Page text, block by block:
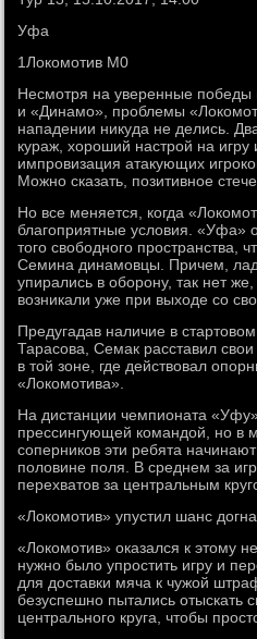
Уфа
1Локомотив М0
Несмотря на уверенные победы
и «Динамо», проблемы
нападении никуда не делись.
кураж, хороший настрой на игру
импровизация атакующих
Можно сказать, позитивное
Но все меняется, когда
благоприятные условия. «Уфа»
того свободного пространства,
Семина динамовцы. Причем,
упирались в оборону, так нет
возникали уже при выходе со
Предугадав наличие в
Тарасова, Семак расставил
в той зоне, где действовал
«Локомотива».
На дистанции чемпионата
прессингующей командой, но в
соперников эти ребята
половине поля. В среднем за
перехватов за центральным
«Локомотив» упустил шанс
«Локомотив» оказался к этому
нужно было упростить игру и
для доставки мяча к чужой
безуспешно пытались отыскать
центрального круга, чтобы